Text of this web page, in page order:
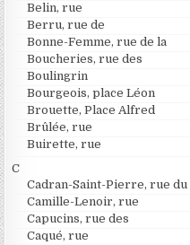
Belin, rue
Berru, rue de
Bonne-Femme, rue de la
Boucheries, rue des
Boulingrin
Bourgeois, place Léon
Brouette, Place Alfred
Brûlée, rue
Buirette, rue
C
Cadran-Saint-Pierre, rue du
Camille-Lenoir, rue
Capucins, rue des
Caqué, rue